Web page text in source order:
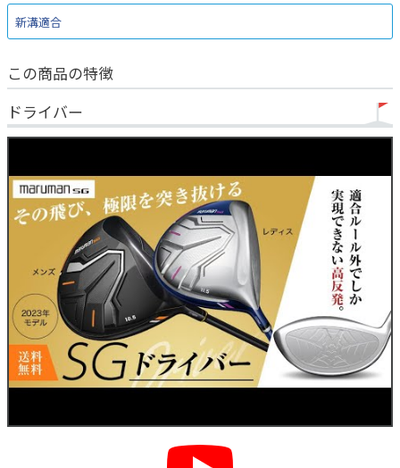
新溝適合
この商品の特徴
ドライバー